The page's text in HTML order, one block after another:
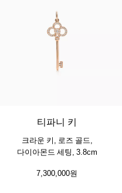
티파니 키
크라운 키, 로즈 골드,
다이아몬드 세팅, 3.8cm
7,300,000원